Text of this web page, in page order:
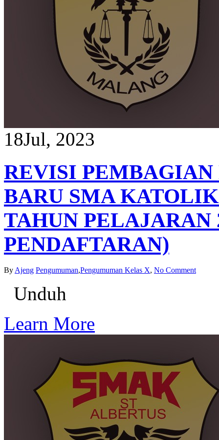
18Jul, 2023
REVISI
BARU SMA
TAHUN PELAJARAN
PENDAFTARAN)
By Ajeng Pengumuman,Pengumuman Kelas X, No Comment
Unduh
Learn More